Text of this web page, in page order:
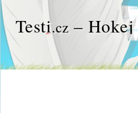
Testi.cz – Hokej